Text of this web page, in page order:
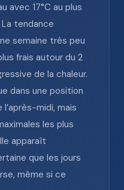
avec 17°C au plus
La tendance
semaine très peu
frais autour du 2
de la chaleur.
dans une position
midi, mais
les plus
apparaît
que les jours
même si ce